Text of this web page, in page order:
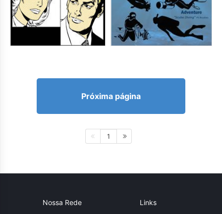
Próxima página
1
Nossa Rede Links